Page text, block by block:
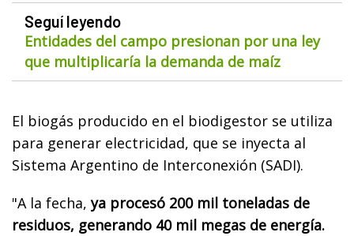
Seguí leyendo
Entidades del campo presionan por una ley
que multiplicaría la demanda de maíz
El biogás producido en el biodigestor se utiliza
para generar electricidad, que se inyecta al
Sistema Argentino de Interconexión (SADI).
"A la fecha,ya procesó 200 mil toneladas de
residuos, generando 40 mil megas de energía.